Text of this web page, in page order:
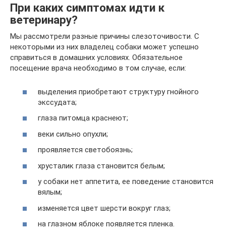
При каких симптомах идти к
ветеринару?
Мы рассмотрели разные причины слезоточивости. С
некоторыми из них владелец собаки может успешно
справиться в домашних условиях. Обязательное
посещение врача необходимо в том случае, если:
выделения приобретают структуру гнойного
экссудата;
глаза питомца краснеют;
веки сильно опухли;
проявляется светобоязнь;
хрусталик глаза становится белым;
у собаки нет аппетита, ее поведение становится
вялым;
изменяется цвет шерсти вокруг глаз;
на глазном яблоке появляется пленка.